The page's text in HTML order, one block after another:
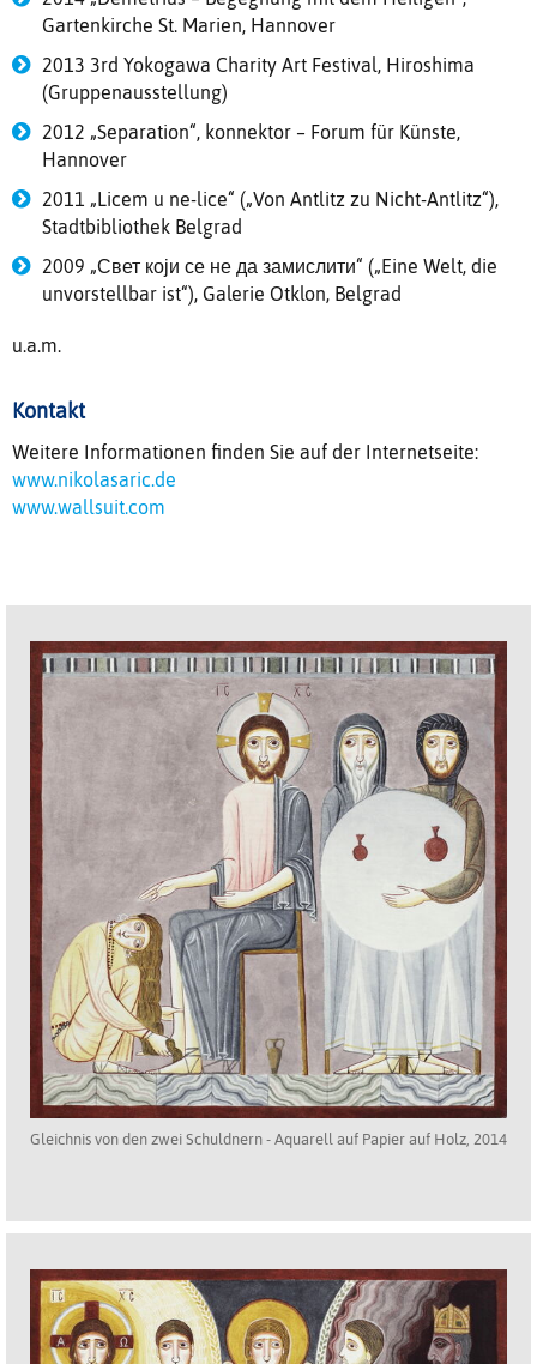
Gartenkirche St. Marien, Hannover
2013 3rd Yokogawa Charity Art Festival, Hiroshima
(Gruppenausstellung)
2012 „Separation“, konnektor – Forum für Künste,
Hannover
2011 „Licem u ne-lice“ („Von Antlitz zu Nicht-Antlitz“),
Stadtbibliothek Belgrad
2009 „Свет који се не да замислити“ („Eine Welt, die
unvorstellbar ist“), Galerie Otklon, Belgrad
u.a.m.
Kontakt
Weitere Informationen finden Sie auf der Internetseite:
www.nikolasaric.de
www.wallsuit.com
Gleichnis von den zwei Schuldnern - Aquarell auf Papier auf Holz, 2014